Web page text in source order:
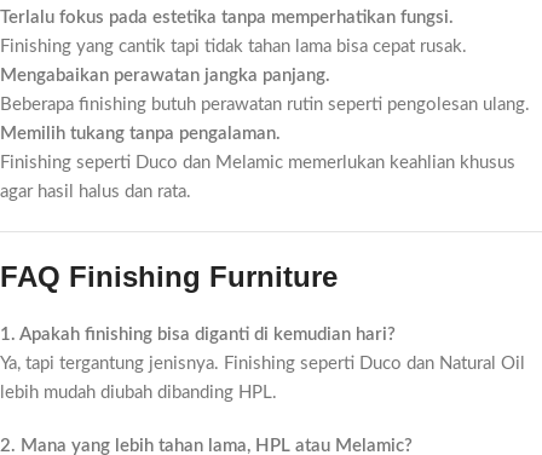
Terlalu fokus pada estetika tanpa memperhatikan fungsi.
Finishing yang cantik tapi tidak tahan lama bisa cepat rusak.
Mengabaikan perawatan jangka panjang.
Beberapa finishing butuh perawatan rutin seperti pengolesan ulang.
Memilih tukang tanpa pengalaman.
Finishing seperti Duco dan Melamic memerlukan keahlian khusus
agar hasil halus dan rata.
FAQ Finishing Furniture
1. Apakah finishing bisa diganti di kemudian hari?
Ya, tapi tergantung jenisnya. Finishing seperti Duco dan Natural Oil
lebih mudah diubah dibanding HPL.
2. Mana yang lebih tahan lama, HPL atau Melamic?